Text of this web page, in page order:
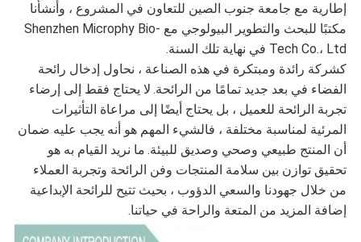
إطارية مع جامعة جنوب الصين للتعاون في المشروع ، وأنشأنا
مكتبًا للبحث والتطوير البيولوجي مع Shenzhen Microphy Bio-
Tech Co.، Ltd في نهاية تلك السنة.
كشركة رائدة ومبتكرة في هذه الصناعة ، نحاول إدخال رائحة
الفضاء في بعد جديد تمامًا من الرائحة. لا يحتاج فقط إلى إرضاء
تجربة الرائحة للعميل ، بل يحتاج أيضًا إلى مراعاة التأثيرات
المرئية لمناسبة مختلفة ، فالشيء المهم هو أنه يجب عليه ضمان
أن المنتج طبيعي وصحي وصديق للبيئة. ما نريد القيام به هو
تحقيق توازن بين سلامة المنتجات وفن الرائحة وتجربة العملاء
من خلال جهودنا والسعي الدؤوب ، بحيث تتيح للرائحة الإبداعية
إضافة المزيد من المتعة والراحة في حياتنا.